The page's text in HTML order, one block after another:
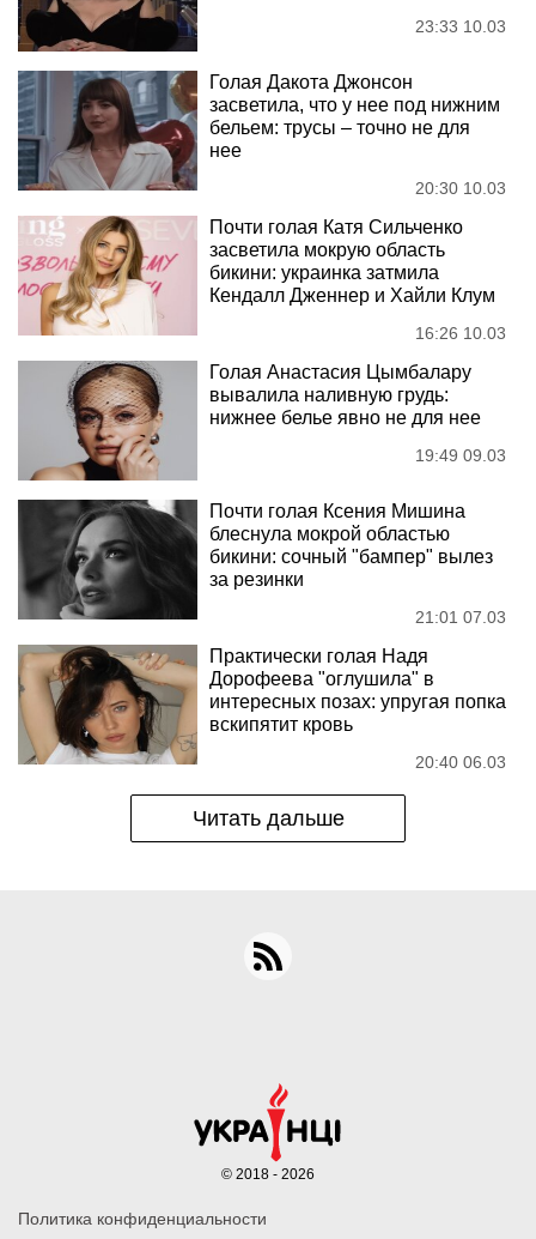
23:33 10.03
Голая Дакота Джонсон
засветила, что у нее под нижним
бельем: трусы – точно не для
нее
20:30 10.03
Почти голая Катя Сильченко
засветила мокрую область
бикини: украинка затмила
Кендалл Дженнер и Хайли Клум
16:26 10.03
Голая Анастасия Цымбалару
вывалила наливную грудь:
нижнее белье явно не для нее
19:49 09.03
Почти голая Ксения Мишина
блеснула мокрой областью
бикини: сочный "бампер" вылез
за резинки
21:01 07.03
Практически голая Надя
Дорофеева "оглушила" в
интересных позах: упругая попка
вскипятит кровь
20:40 06.03
Читать дальше
Политика конфиденциальности
© 2018 - 2026